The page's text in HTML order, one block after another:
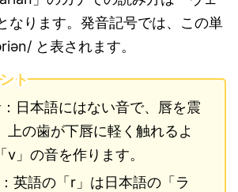
なります。発音記号では、この単
と表されます。
ト
：日本語にはない音で、唇を震
上の歯が下唇に軽く触れるよ
v」の音を作ります。
：英語の「r」は日本語の「ラ